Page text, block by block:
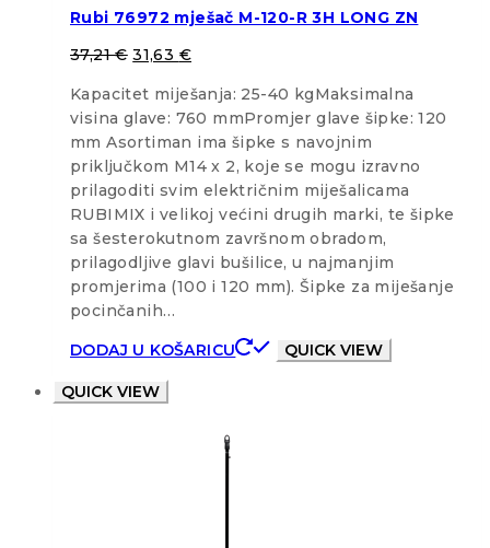
Rubi 76972 mješač M-120-R 3H LONG ZN
37,21€ 31,63 €
Kapacitet miješanja: 25-40 kgMaksimalna
visina glave: 760 mmPromjer glave šipke: 120
mm Asortiman ima šipke s navojnim
priključkom M14 x 2, koje se mogu izravno
prilagoditi svim električnim miješalicama
RUBIMIX i velikoj većini drugih marki, te šipke
sa šesterokutnom završnom obradom,
prilagodljive glavi bušilice, u najmanjim
promjerima (100 i 120 mm). Šipke za miješanje
pocinčanih…
DODAJ U KOŠARICU
QUICK VIEW
QUICK VIEW